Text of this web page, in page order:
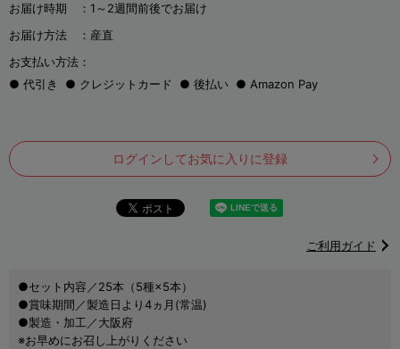
お届け時期 ： 1～2週間前後でお届け
お届け方法 ： 産直
お支払い方法：
代引き
クレジットカード 後払い Amazon Pay
ログインしてお気に入りに登録
ご利用ガイド
●セット内容／25本（5種×5本）
●賞味期間／製造日より4ヵ月(常温)
●製造・加工／大阪府
※お早めにお召し上がりください